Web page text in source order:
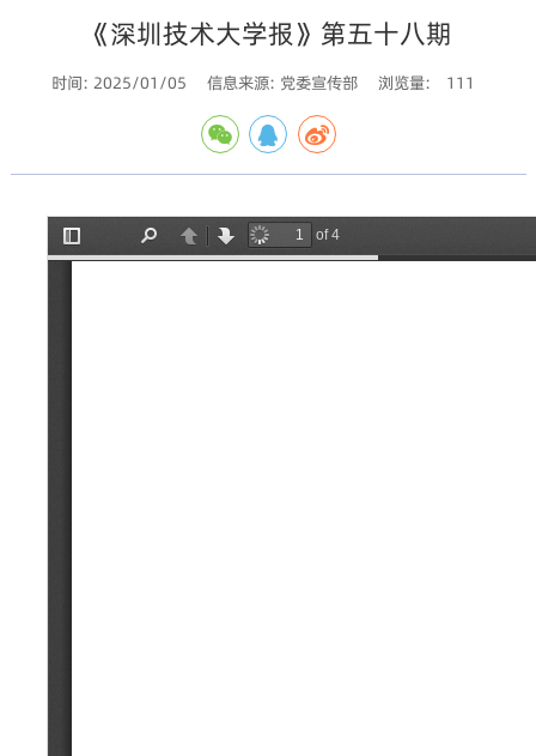
《深圳技术大学报》第五十八期
时间: 2025/01/05 信息来源: 党委宣传部 浏览量: 111